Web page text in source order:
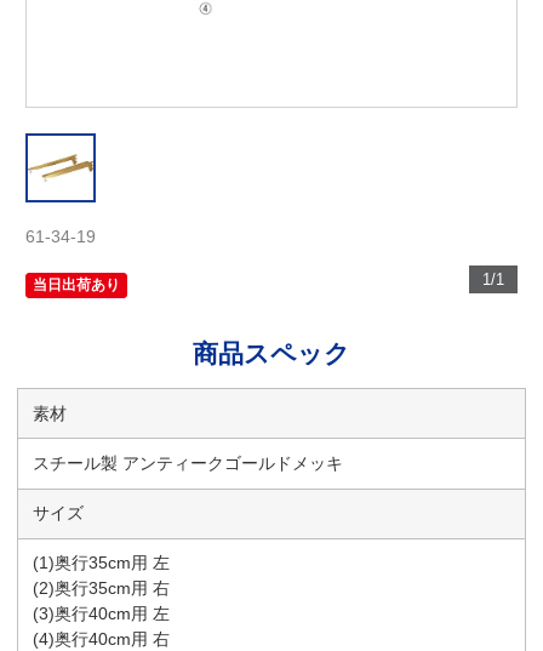
1/1
61-34-19
当日出荷あり
商品スペック
素材
スチール製 アンティークゴールドメッキ
サイズ
(1)奥行35cm用 左
(2)奥行35cm用 右
(3)奥行40cm用 左
(4)奥行40cm用 右